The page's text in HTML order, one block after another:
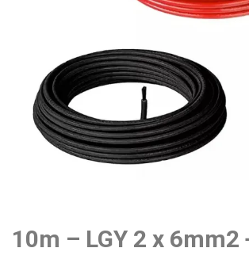
10m – LGY 2 x 6mm2